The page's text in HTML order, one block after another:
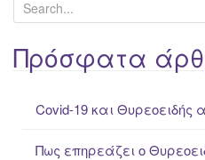
e
a
rΠρόσφατα
Covid-19 και
Πως επηρεάζει ο